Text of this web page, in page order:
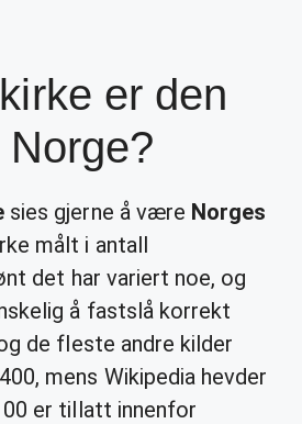
er den
sies gjerne å være Norges
målt i antall
det har variert noe, og
å fastslå korrekt
de fleste andre kilder
mens Wikipedia hevder
er tillatt innenfor